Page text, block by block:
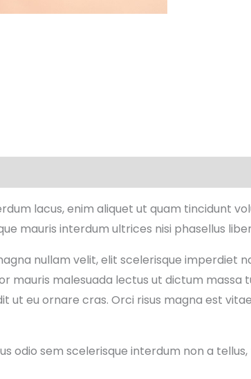
lacus, enim aliquet ut quam tincidunt
mauris interdum ultrices nisi phasellus
nullam velit, elit scelerisque imperdiet
mauris malesuada lectus ut dictum massa
ut eu ornare cras. Orci risus magna est
odio sem scelerisque interdum non a